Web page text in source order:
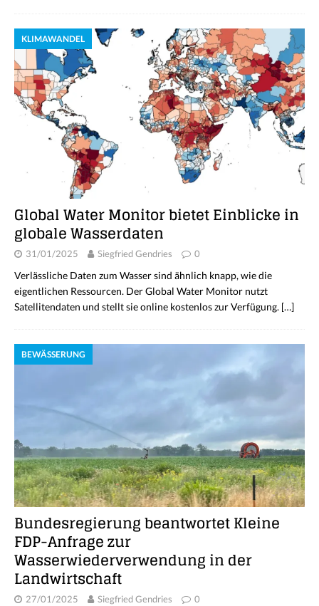
KLIMAWANDEL
Global Water Monitor bietet Einblicke in
globale Wasserdaten
31/01/2025 Siegfried Gendries 0
Verlässliche Daten zum Wasser sind ähnlich knapp, wie die
eigentlichen Ressourcen. Der Global Water Monitor nutzt
Satellitendaten und stellt sie online kostenlos zur Verfügung. […]
BEWÄSSERUNG
Bundesregierung beantwortet Kleine
FDP-Anfrage zur
Wasserwiederverwendung in der
Landwirtschaft
27/01/2025 Siegfried Gendries 0